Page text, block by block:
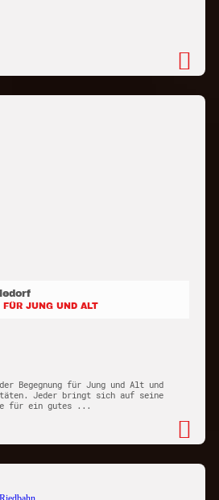
FÜR JUNG UND ALT
Begegnung für Jung und Alt und
Jeder bringt sich auf seine
für ein gutes ...